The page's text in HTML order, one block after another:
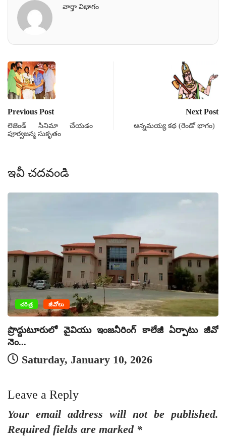
వార్తా విభాగం
Previous Post
లెజెండ్‌ సినిమా చేయడం
పూర్వజన్మ సుకృతం
Next Post
అన్నమయ్య కథ (రెండో భాగం)
ఇవీ చదవండి
చరిత్ర జీవోలు
ప్రొద్దుటూరులో వైవియు ఇంజనీరింగ్ కాలేజీ ఏర్పాటు జీవో
నెం...
Saturday, January 10, 2026
Leave a Reply
Your email address will not be published.
Required fields are marked *